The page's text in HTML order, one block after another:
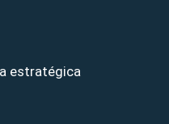
estratégica